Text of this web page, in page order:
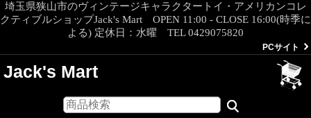
埼玉県狭山市のヴィンテージキャラクタートイ・アメリカンコレ
クティブルショップJack's Mart OPEN 11:00 - CLOSE 16:00(時季に
よる) 定休日：水曜 TEL 0429075820
PCサイト
Jack's Mart